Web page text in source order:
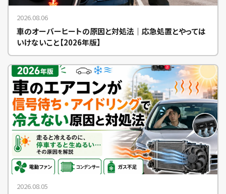
2026.08.06
車のオーバーヒートの原因と対処法｜応急処置とやっては
いけないこと【2026年版】
2026.08.05